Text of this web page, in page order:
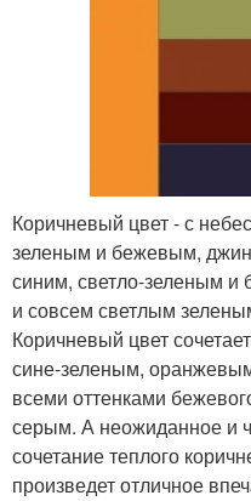
Коричневый цвет - с
зеленым и бежевым,
синим, светло-зеленым и
и совсем светлым
Коричневый цвет
сине-зеленым,
всеми оттенками
серым. А неожиданное и
сочетание теплого
произведет отличное